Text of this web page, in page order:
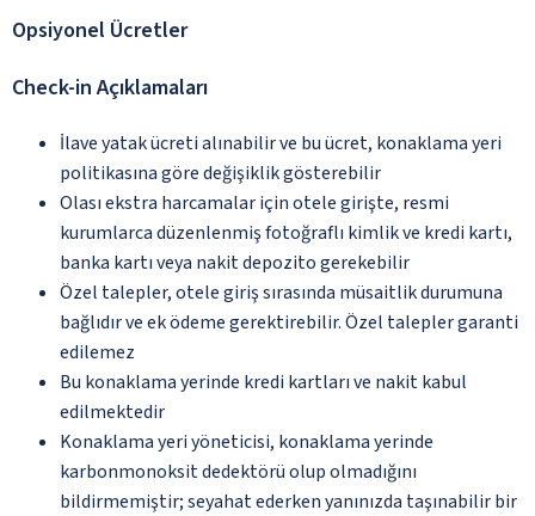
Opsiyonel Ücretler
Check-in Açıklamaları
İlave yatak ücreti alınabilir ve bu ücret, konaklama yeri
politikasına göre değişiklik gösterebilir
Olası ekstra harcamalar için otele girişte, resmi
kurumlarca düzenlenmiş fotoğraflı kimlik ve kredi kartı,
banka kartı veya nakit depozito gerekebilir
Özel talepler, otele giriş sırasında müsaitlik durumuna
bağlıdır ve ek ödeme gerektirebilir. Özel talepler garanti
edilemez
Bu konaklama yerinde kredi kartları ve nakit kabul
edilmektedir
Konaklama yeri yöneticisi, konaklama yerinde
karbonmonoksit dedektörü olup olmadığını
bildirmemiştir; seyahat ederken yanınızda taşınabilir bir